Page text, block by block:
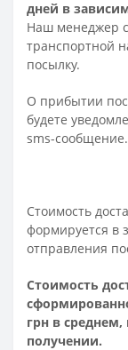
дней в
Наш менеджер
транспортной
посылку.
О прибытии
будете
sms-сообщение.
Стоимость
формируется в
отправления
Стоимость
грн в
получении.